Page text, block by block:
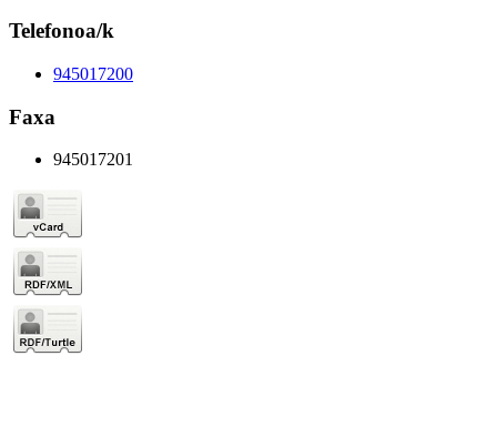
Telefonoa/k
945017200
Faxa
945017201